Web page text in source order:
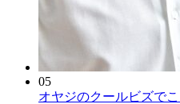
05
オヤジのクールビズで